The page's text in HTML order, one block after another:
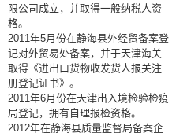
限公司成立，并取得一般纳税人资
格。
2011年5月份在静海县外经贸备案登
记对外贸易处备案，并于天津海关
取得《进出口货物收发货人报关注
册登记证书》。
2011年6月份在天津出入境检验检疫
局登记，拥有自理报检资格。
2012年在静海县质量监督局备案企